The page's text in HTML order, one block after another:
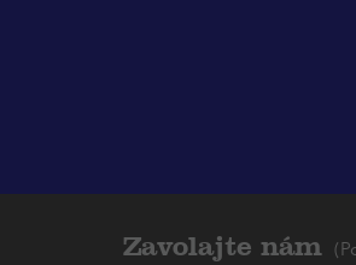
Zavolajte nám